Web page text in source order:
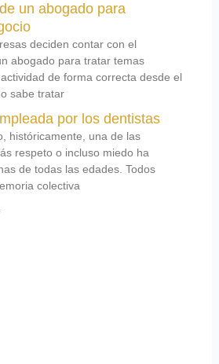
un abogado para
deciden contar con el
abogado para tratar temas
de forma correcta desde el
sabe tratar
por los dentistas
históricamente, una de las
respeto o incluso miedo ha
de todas las edades. Todos
colectiva